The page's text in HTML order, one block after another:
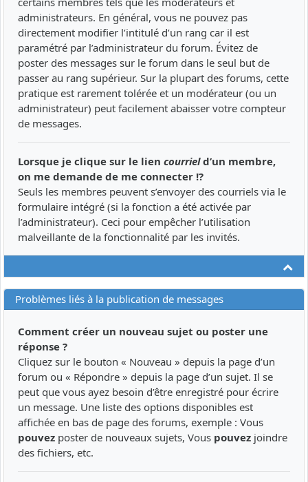
administrateurs. En général, vous ne pouvez pas
directement modifier l’intitulé d’un rang car il est
paramétré par l’administrateur du forum. Évitez de
poster des messages sur le forum dans le seul but de
passer au rang supérieur. Sur la plupart des forums, cette
pratique est rarement tolérée et un modérateur (ou un
administrateur) peut facilement abaisser votre compteur
de messages.
Lorsque je clique sur le lien courrield’un membre,
on me demande de me connecter !?
Seuls les membres peuvent s’envoyer des courriels via le
formulaire intégré (si la fonction a été activée par
l’administrateur). Ceci pour empêcher l’utilisation
malveillante de la fonctionnalité par les invités.
Problèmes liés à la publication de messages
Comment créer un nouveau sujet ou poster une
réponse ?
Cliquez sur le bouton « Nouveau » depuis la page d’un
forum ou « Répondre » depuis la page d’un sujet. Il se
peut que vous ayez besoin d’être enregistré pour écrire
un message. Une liste des options disponibles est
affichée en bas de page des forums, exemple : Vous
pouvez poster de nouveaux sujets, Vous pouvez joindre
des fichiers, etc.